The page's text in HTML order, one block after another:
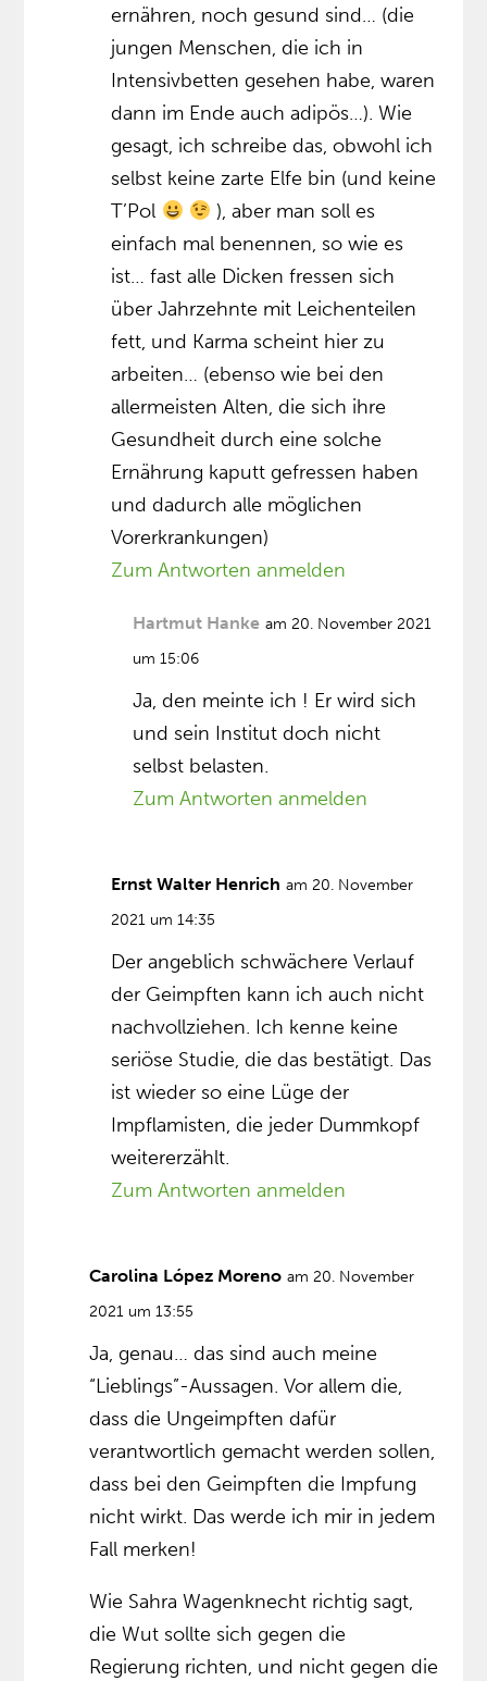
ernähren, noch gesund sind… (die
jungen Menschen, die ich in
Intensivbetten gesehen habe, waren
dann im Ende auch adipös…). Wie
gesagt, ich schreibe das, obwohl ich
selbst keine zarte Elfe bin (und keine
T’Pol
), aber man soll es
einfach mal benennen, so wie es
ist… fast alle Dicken fressen sich
über Jahrzehnte mit Leichenteilen
fett, und Karma scheint hier zu
arbeiten… (ebenso wie bei den
allermeisten Alten, die sich ihre
Gesundheit durch eine solche
Ernährung kaputt gefressen haben
und dadurch alle möglichen
Vorerkrankungen)
Zum Antworten anmelden
Hartmut Hanke am 20. November 2021
um 15:06
Ja, den meinte ich ! Er wird sich
und sein Institut doch nicht
selbst belasten.
Zum Antworten anmelden
Ernst Walter Henrich am 20. November
2021 um 14:35
Der angeblich schwächere Verlauf
der Geimpften kann ich auch nicht
nachvollziehen. Ich kenne keine
seriöse Studie, die das bestätigt. Das
ist wieder so eine Lüge der
Impflamisten, die jeder Dummkopf
weitererzählt.
Zum Antworten anmelden
Carolina López Moreno am 20. November
2021 um 13:55
Ja, genau… das sind auch meine
“Lieblings”-Aussagen. Vor allem die,
dass die Ungeimpften dafür
verantwortlich gemacht werden sollen,
dass bei den Geimpften die Impfung
nicht wirkt. Das werde ich mir in jedem
Fall merken!
Wie Sahra Wagenknecht richtig sagt,
die Wut sollte sich gegen die
Regierung richten, und nicht gegen die